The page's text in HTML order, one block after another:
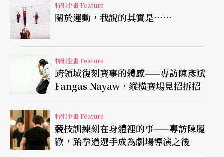
他真實的面容」所啟發，他想要卸下一切舞蹈技巧
的武裝，回歸形式的純粹、動作的本質，邀請觀眾
細看運動體態的微妙變化，共同進入一場超越自我
的出神體驗。
特別企畫 Feature
關於運動，我說的其實是……
特別企畫 Feature
跨領域復刻賽事的體感——專訪陳彥斌
Fangas Nayaw，縱橫賽場見招拆招
特別企畫 Feature
競技訓練刻在身體裡的事——專訪陳履
歡，跆拳道選手成為劇場導演之後